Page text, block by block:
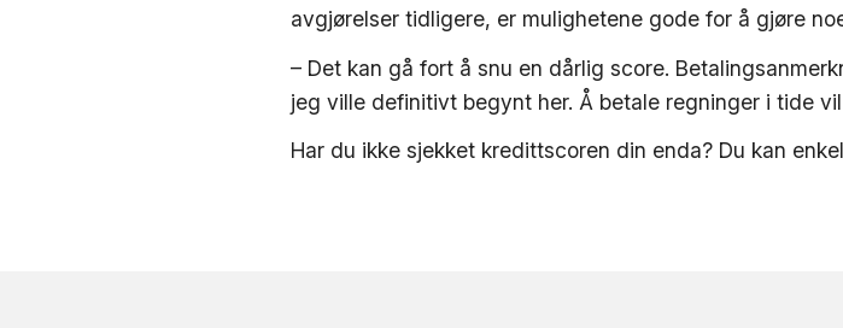
avgjørelser tidligere, er mulighetene gode for å gjøre
– Det kan gå fort å snu en dårlig score.
jeg ville definitivt begynt her. Å betale regninger i tide
Har du ikke sjekket kredittscoren din enda? Du kan